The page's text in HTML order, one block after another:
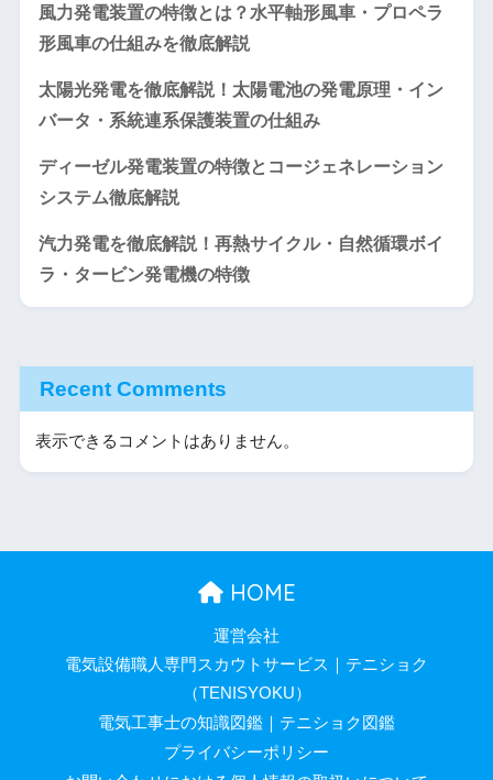
風力発電装置の特徴とは？水平軸形風車・プロペラ
形風車の仕組みを徹底解説
太陽光発電を徹底解説！太陽電池の発電原理・イン
バータ・系統連系保護装置の仕組み
ディーゼル発電装置の特徴とコージェネレーション
システム徹底解説
汽力発電を徹底解説！再熱サイクル・自然循環ボイ
ラ・タービン発電機の特徴
Recent Comments
表示できるコメントはありません。
HOME
運営会社
電気設備職人専門スカウトサービス｜テニショク
（TENISYOKU）
電気工事士の知識図鑑｜テニショク図鑑
プライバシーポリシー